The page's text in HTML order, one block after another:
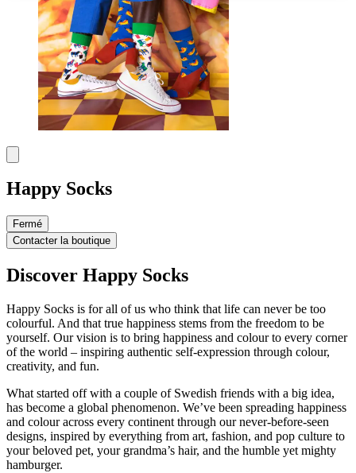
Happy Socks
Fermé
Contacter la boutique
Discover Happy Socks
Happy Socks is for all of us who think that life can never be too
colourful. And that true happiness stems from the freedom to be
yourself. Our vision is to bring happiness and colour to every corner
of the world – inspiring authentic self-expression through colour,
creativity, and fun.
What started off with a couple of Swedish friends with a big idea,
has become a global phenomenon. We’ve been spreading happiness
and colour across every continent through our never-before-seen
designs, inspired by everything from art, fashion, and pop culture to
your beloved pet, your grandma’s hair, and the humble yet mighty
hamburger.